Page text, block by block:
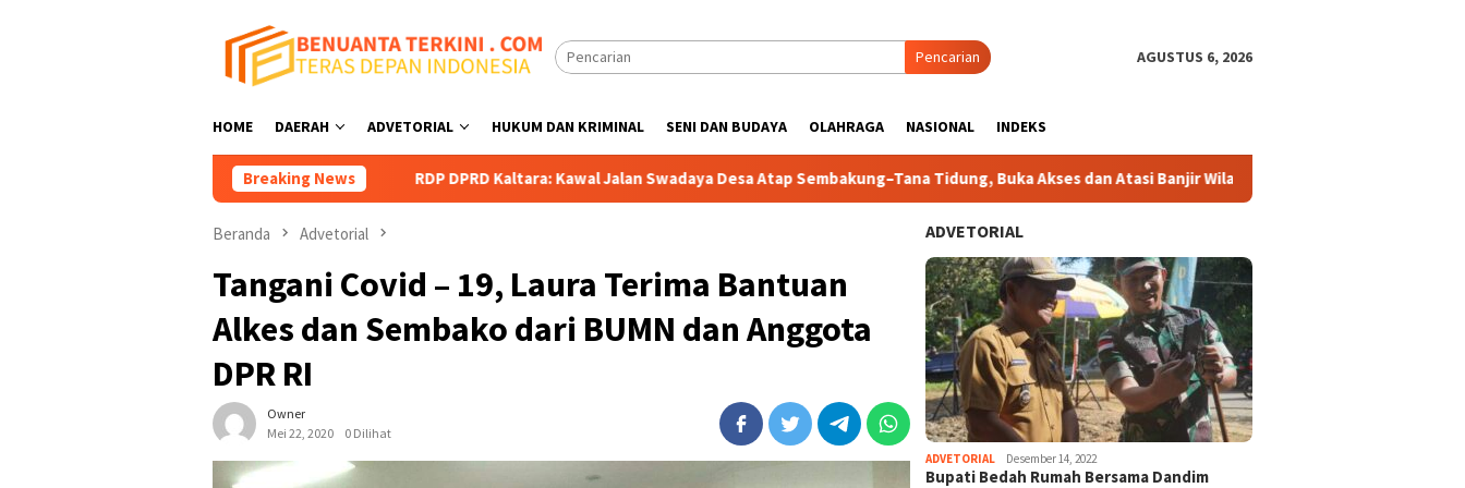
Pencarian AGUSTUS 6, 2026
HOME DAERAH ADVETORIAL HUKUM DAN KRIMINAL SENI DAN BUDAYA OLAHRAGA NASIONAL INDEKS
Breaking News
RDP DPRD Kaltara: Kawal Jalan Swadaya Desa Atap Sembakung–Tana Tidung, Buka Akses dan Atasi Banjir Wilayah Perbatasan
Beranda Advetorial
Tangani Covid – 19, Laura Terima Bantuan
Alkes dan Sembako dari BUMN dan Anggota
DPR RI
Owner
Mei 22, 2020
0 Dilihat
ADVETORIAL
ADVETORIAL Desember 14, 2022
Bupati Bedah Rumah Bersama Dandim